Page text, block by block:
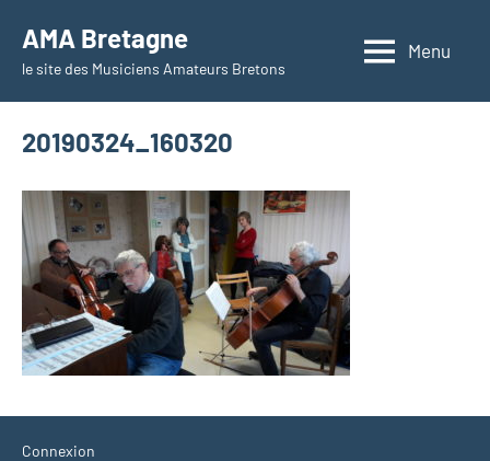
contenu
AMA Bretagne
le site des Musiciens Amateurs Bretons
Menu
20190324_160320
Connexion